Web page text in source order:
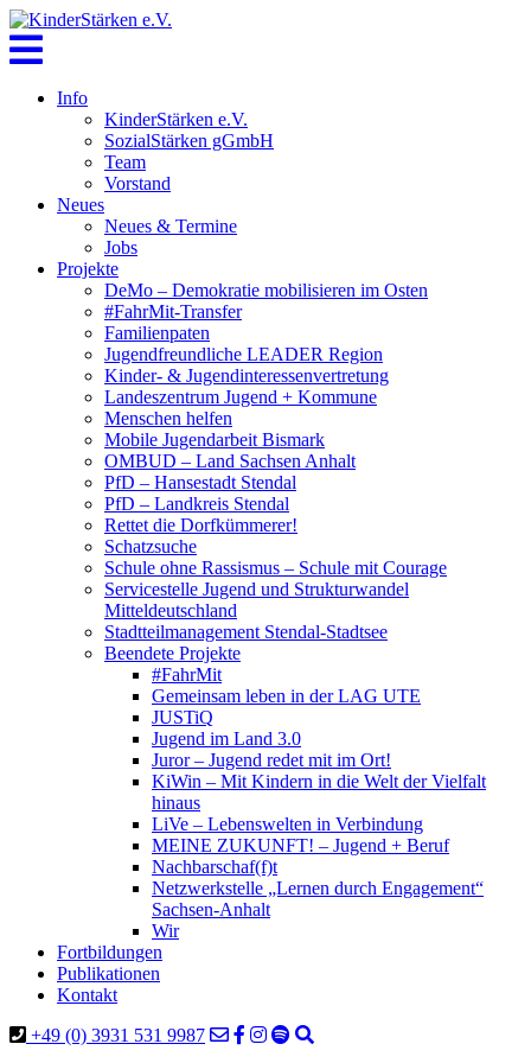
Skip
to
content
Info
KinderStärken e.V.
SozialStärken gGmbH
Team
Vorstand
Neues
Neues & Termine
Jobs
Projekte
DeMo – Demokratie mobilisieren im Osten
#FahrMit-Transfer
Familienpaten
Jugendfreundliche LEADER Region
Kinder- & Jugendinteressenvertretung
Landeszentrum Jugend + Kommune
Menschen helfen
Mobile Jugendarbeit Bismark
OMBUD – Land Sachsen Anhalt
PfD – Hansestadt Stendal
PfD – Landkreis Stendal
Rettet die Dorfkümmerer!
Schatzsuche
Schule ohne Rassismus – Schule mit Courage
Servicestelle Jugend und Strukturwandel
Mitteldeutschland
Stadtteilmanagement Stendal-Stadtsee
Beendete Projekte
#FahrMit
Gemeinsam leben in der LAG UTE
JUSTiQ
Jugend im Land 3.0
Juror – Jugend redet mit im Ort!
KiWin – Mit Kindern in die Welt der Vielfalt
hinaus
LiVe – Lebenswelten in Verbindung
MEINE ZUKUNFT! – Jugend + Beruf
Nachbarschaf(f)t
Netzwerkstelle „Lernen durch Engagement“
Sachsen-Anhalt
Wir
Fortbildungen
Publikationen
Kontakt
+49 (0) 3931 531 9987